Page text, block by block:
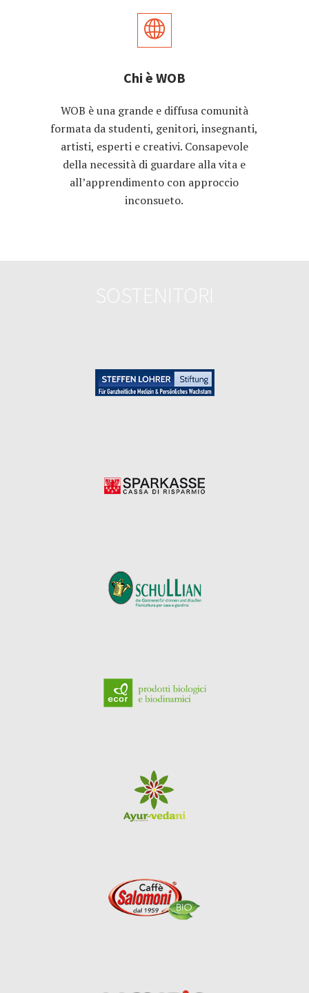
Chi è WOB
WOB è una grande e diffusa comunità
formata da studenti, genitori, insegnanti,
artisti, esperti e creativi. Consapevole
della necessità di guardare alla vita e
all’apprendimento con approccio
inconsueto.